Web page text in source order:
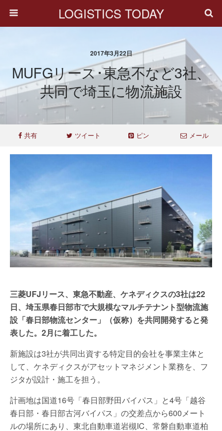
LOGISTICS TODAY
2017年3月22日
MUFGリース･東急不など3社、
共同で埼玉に物流施設
共有 ツイート ピン メール
三菱UFJリース、東急不動産、ケネディクスの3社は22
日、埼玉県春日部市で大規模なマルチテナント型物流施
設「春日部物流センター」（仮称）を共同開発すると発
表した。2月に着工した。
新施設は3社が共同出資する特定目的会社を事業主体と
して、ケネディクスがアセットマネジメント業務を、フ
ジタが設計・施工を担う。
計画地は国道16号「春日部野田バイパス」と4号「越谷
春日部・春日部古河バイパス」の交差点から600メート
ルの場所にあり、東北自動車道岩槻IC、常磐自動車道柏